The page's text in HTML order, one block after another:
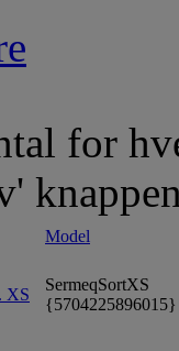
for
Model
SermeqSortXS